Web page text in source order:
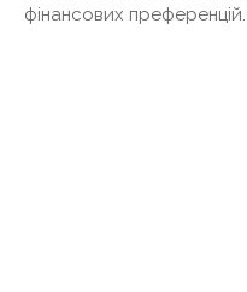
фінансових преференцій.